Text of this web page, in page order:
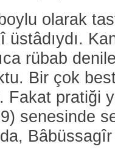
olarak
rübab
Bir çok
Fakat pratiği
senesinde